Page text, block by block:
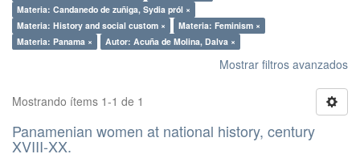
Materia: Candanedo de zuñiga, Sydia pról ×
Materia: History and social custom ×
Materia: Feminism ×
Materia: Panama ×
Autor: Acuña de Molina, Dalva ×
Mostrar filtros avanzados
Mostrando ítems 1-1 de 1
Panamenian women at national history, century
XVIII-XX.